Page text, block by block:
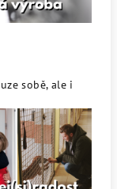
sobě, ale i